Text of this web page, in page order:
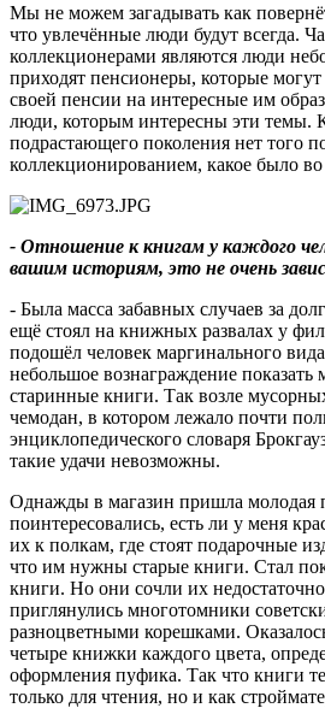
Мы не можем загадывать как
что увлечённые люди будут всегда.
коллекционерами являются люди
приходят пенсионеры, которые
своей пенсии на интересные им
люди, которым интересны эти темы.
подрастающего поколения нет того
коллекционированием, какое было
- Отношение к книгам у каждого
вашим историям, это не очень
- Была масса забавных случаев за
ещё стоял на книжных развалах у
подошёл человек маргинального
небольшое вознаграждение показать
старинные книги. Так возле
чемодан, в котором лежало почти
энциклопедического словаря
такие удачи невозможны.
Однажды в магазин пришла молодая
поинтересовались, есть ли у меня
их к полкам, где стоят подарочные
что им нужны старые книги. Стал
книги. Но они сочли их
приглянулись многотомники
разноцветными корешками.
четыре книжки каждого цвета,
оформления пуфика. Так что книги
только для чтения, но и как